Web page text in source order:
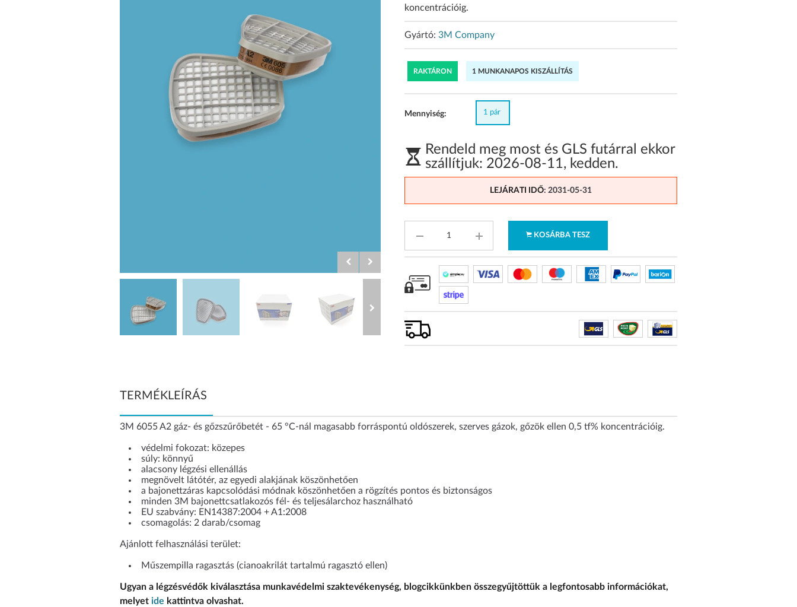
koncentrációig.
Gyártó: 3M Company
RAKTÁRON 1 MUNKANAPOS KISZÁLLÍTÁS
Mennyiség: 1 pár
Rendeld meg most és GLS futárral ekkor
szállítjuk: 2026-08-11, kedden.
LEJÁRATI IDŐ: 2031-05-31
KOSÁRBA TESZ
TERMÉKLEÍRÁS
3M 6055 A2 gáz- és gőzszűrőbetét - 65 °C-nál magasabb forráspontú oldószerek, szerves gázok, gőzök ellen 0,5 tf% koncentrációig.
védelmi fokozat: közepes
súly: könnyű
alacsony légzési ellenállás
megnövelt látótér, az egyedi alakjának köszönhetően
a bajonettzáras kapcsolódási módnak köszönhetően a rögzítés pontos és biztonságos
minden 3M bajonettcsatlakozós fél- és teljesálarchoz használható
EU szabvány: EN14387:2004 + A1:2008
csomagolás: 2 darab/csomag
Ajánlott felhasználási terület:
Műszempilla ragasztás (cianoakrilát tartalmú ragasztó ellen)
Ugyan a légzésvédők kiválasztása munkavédelmi szaktevékenység, blogcikkünkben összegyűjtöttük a legfontosabb információkat,
melyet ide kattintva olvashat.